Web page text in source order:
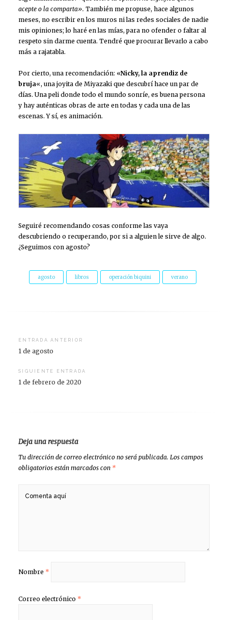
acepte o la comparta». También me propuse, hace algunos
meses, no escribir en los muros ni las redes sociales de nadie
mis opiniones; lo haré en las mías, para no ofender o faltar al
respeto sin darme cuenta. Tendré que procurar llevarlo a cabo
más a rajatabla.
Por cierto, una recomendación: «Nicky, la aprendiz de
bruja«, una joyita de Miyazaki que descubrí hace un par de
días. Una peli donde todo el mundo sonríe, es buena persona
y hay auténticas obras de arte en todas y cada una de las
escenas. Y sí, es animación.
Seguiré recomendando cosas conforme las vaya
descubriendo o recuperando, por si a alguien le sirve de algo.
¿Seguimos con agosto?
agosto libros operación biquini verano
Navegación
de
entradas
ENTRADA ANTERIOR
1 de agosto
SIGUIENTE ENTRADA
1 de febrero de 2020
Deja una respuesta
Tu dirección de correo electrónico no será publicada. Los campos
obligatorios están marcados con *
Nombre *
Correo electrónico *